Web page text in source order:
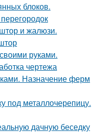
блоков.
и жалюзи.
руками.
чертежа
Назначение ферм
под металлочерепицу.
дачную беседку